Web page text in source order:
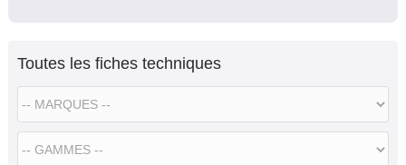
Toutes les fiches techniques